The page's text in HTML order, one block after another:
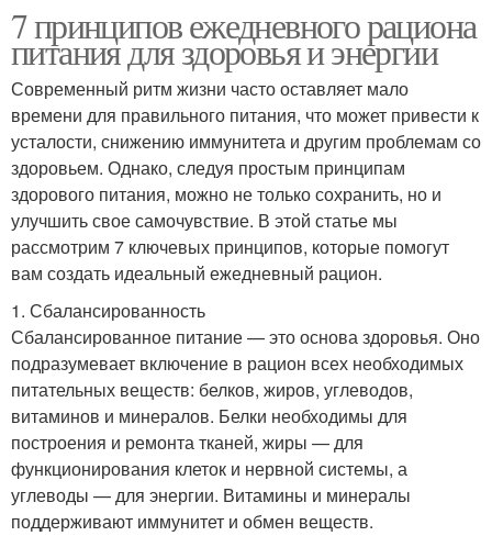
7 принципов ежедневного рациона
питания для здоровья и энергии
Современный ритм жизни часто оставляет мало
времени для правильного питания, что может привести к
усталости, снижению иммунитета и другим проблемам со
здоровьем. Однако, следуя простым принципам
здорового питания, можно не только сохранить, но и
улучшить свое самочувствие. В этой статье мы
рассмотрим 7 ключевых принципов, которые помогут
вам создать идеальный ежедневный рацион.
1. Сбалансированность
Сбалансированное питание — это основа здоровья. Оно
подразумевает включение в рацион всех необходимых
питательных веществ: белков, жиров, углеводов,
витаминов и минералов. Белки необходимы для
построения и ремонта тканей, жиры — для
функционирования клеток и нервной системы, а
углеводы — для энергии. Витамины и минералы
поддерживают иммунитет и обмен веществ.